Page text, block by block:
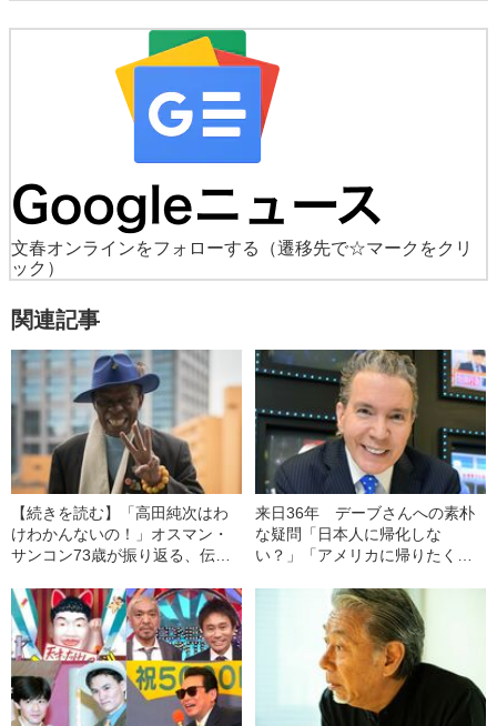
文春オンラインをフォローする
（遷移先で☆マークをクリ
ック）
関連記事
【続きを読む】「高田純次はわ
けわかんないの！」オスマン・
サンコン73歳が振り返る、伝説
客”
来日36年 デーブさんへの素朴
な疑問「日本人に帰化しな
い？」「アメリカに帰りたくな